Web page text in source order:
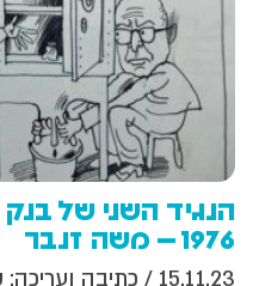
1976 – משה זנבר
15.11.23 / כתיבה